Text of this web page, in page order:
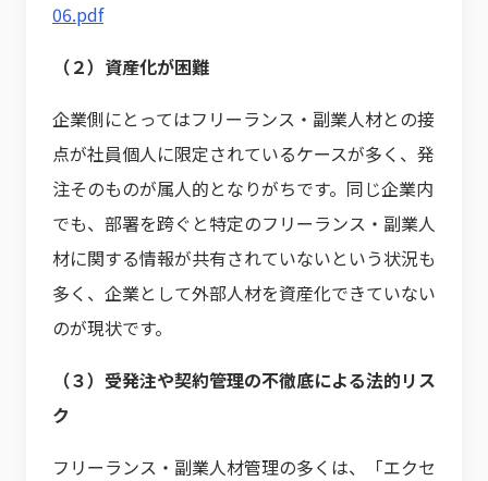
06.pdf
（２）資産化が困難
企業側にとってはフリーランス・副業人材との接
点が社員個人に限定されているケースが多く、発
注そのものが属人的となりがちです。同じ企業内
でも、部署を跨ぐと特定のフリーランス・副業人
材に関する情報が共有されていないという状況も
多く、企業として外部人材を資産化できていない
のが現状です。
（３）受発注や契約管理の不徹底による法的リス
ク
フリーランス・副業人材管理の多くは、「エクセ